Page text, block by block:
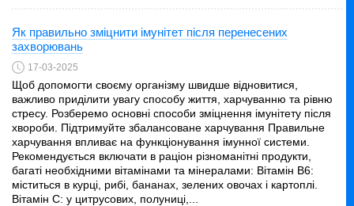
Як правильно зміцнити імунітет після перенесених
захворювань
17-03-2025
Щоб допомогти своєму організму швидше відновитися,
важливо приділити увагу способу життя, харчуванню та рівню
стресу. Розберемо основні способи зміцнення імунітету після
хвороби. Підтримуйте збалансоване харчування Правильне
харчування впливає на функціонування імунної системи.
Рекомендується включати в раціон різноманітні продукти,
багаті необхідними вітамінами та мінералами: Вітамін B6:
міститься в курці, рибі, бананах, зелених овочах і картоплі.
Вітамін C: у цитрусових, полуниці,...